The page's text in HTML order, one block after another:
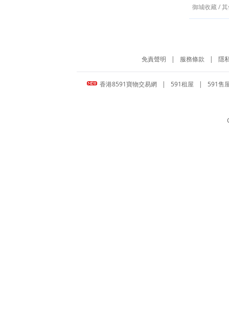
御城收藏/
免責聲明 | 服務條款 | 隱
香港8591寶物交易網 | 591租屋 | 591售